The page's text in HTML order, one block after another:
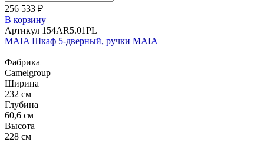
256 533 ₽
В корзину
Артикул 154AR5.01PL
MAIA Шкаф 5-дверный, ручки MAIA
Фабрика
Camelgroup
Ширина
232 см
Глубина
60,6 см
Высота
228 см